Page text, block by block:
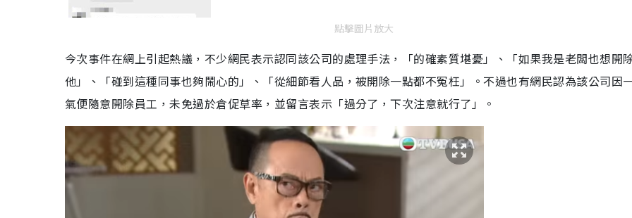
點擊圖片放大
今次事件在網上引起熱議，不少網民表示認同該公司的處理手法，「的確素質堪憂」、「如果我是老闆也想開
他」、「碰到這種同事也夠鬧心的」、「從細節看人品，被開除一點都不冤枉」。不過也有網民認為該公司因
氣便隨意開除員工，未免過於倉促草率，並留言表示「過分了，下次注意就行了」。